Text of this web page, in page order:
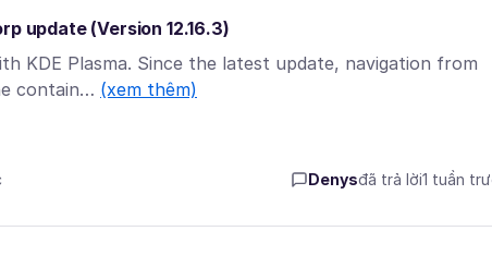
update (Version 12.16.3)
KDE Plasma. Since the latest update, navigation from
contain… (xem thêm)
Denysđã trả lời1 tuần